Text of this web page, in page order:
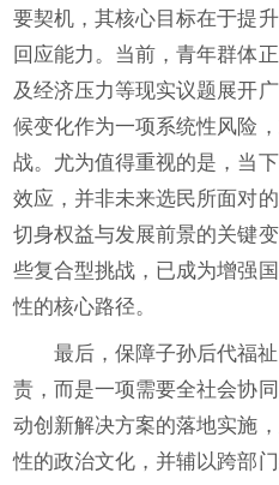
要契机，其核心目标在于提
回应能力。当前，青年群体
及经济压力等现实议题展开
候变化作为一项系统性风险
战。尤为值得重视的是，当
效应，并非未来选民所面对
切身权益与发展前景的关键
些复合型挑战，已成为增强
性的核心路径。
最后，保障子孙后代福
责，而是一项需要全社会协
动创新解决方案的落地实施
性的政治文化，并辅以跨部